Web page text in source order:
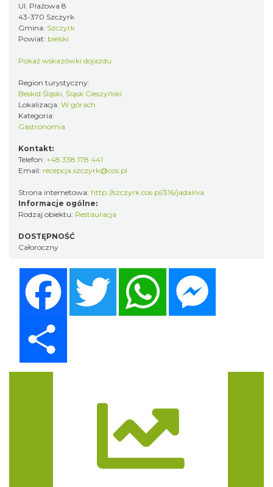
Ul. Plażowa 8
43-370 Szczyrk
Gmina: Szczyrk
Powiat: bielski
Pokaż wskazówki dojazdu
Region turystyczny:
Beskid Śląski, Śląsk Cieszyński
Lokalizacja: W górach
Kategoria:
Gastronomia
Kontakt:
Telefon: +48 338 178 441
Email: recepcja.szczyrk@cos.pl
Strona internetowa: http://szczyrk.cos.pl/316/jadalnia
Informacje ogólne:
Rodzaj obiektu: Restauracja
DOSTĘPNOŚĆ
Całoroczny
Twitter WhatsApp